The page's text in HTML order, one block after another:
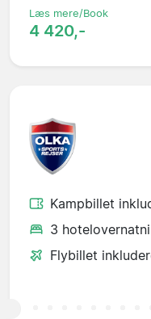
Læs mere/Book
4 420,-
Kampbillet
3
Flybillet